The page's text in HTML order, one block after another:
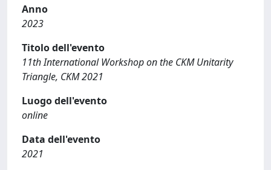
Anno
2023
Titolo dell'evento
11th International Workshop on the CKM Unitarity
Triangle, CKM 2021
Luogo dell'evento
online
Data dell'evento
2021